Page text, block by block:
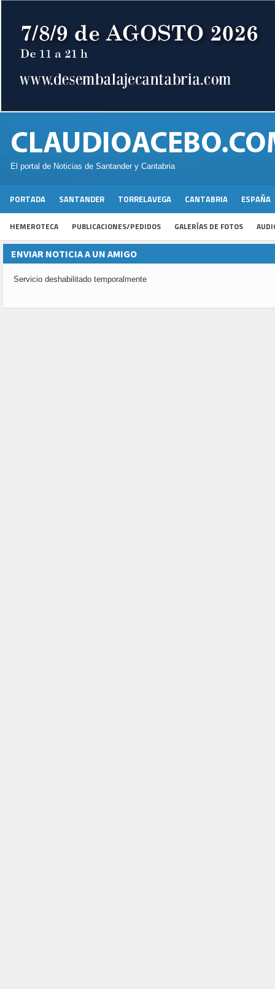
El portal de Noticias de Santander y Cantabria
PORTADA SANTANDER TORRELAVEGA CANTABRIA ESPAÑA
HEMEROTECA PUBLICACIONES/PEDIDOS GALERÍAS DE FOTOS
ENVIAR NOTICIA A UN AMIGO
Servicio deshabilitado temporalmente